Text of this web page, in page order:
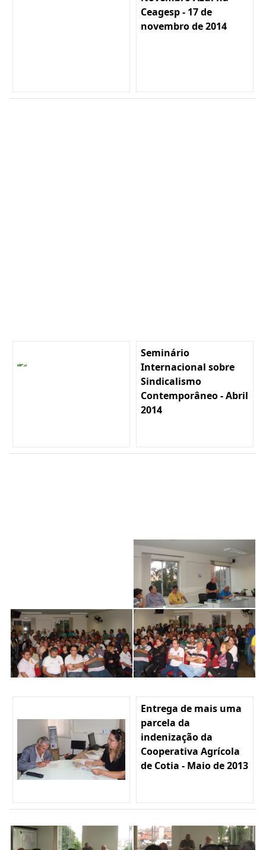
Ceagesp - 17 de
novembro de 2014
Seminário
Internacional sobre
Sindicalismo
Contemporâneo - Abril
2014
Entrega de mais uma
parcela da
indenização da
Cooperativa Agrícola
de Cotia - Maio de 2013